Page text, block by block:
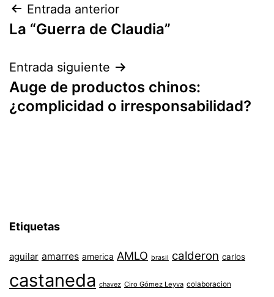
Navegación
de
entradas
Entrada anterior
La “Guerra de Claudia”
Entrada siguiente
Auge de productos chinos:
¿complicidad o irresponsabilidad?
Etiquetas
aguilar amarres america AMLO brasil calderon carlos
castaneda chavez Ciro Gómez Leyva colaboracion